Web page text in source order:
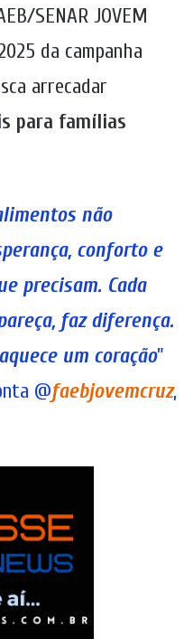
SENAR JOVEM
da campanha
arrecadar
para famílias
não
conforto e
precisam. Cada
faz diferença.
um coração”
@faebjovemcruz,